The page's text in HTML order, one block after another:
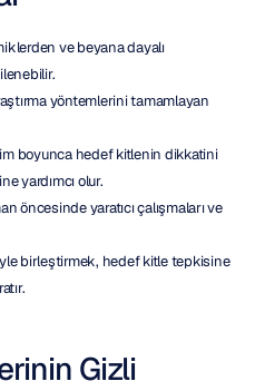
ve beyana dayalı
yöntemlerini tamamlayan
boyunca hedef kitlenin dikkatini
yardımcı olur.
öncesinde yaratıcı çalışmaları ve
birleştirmek, hedef kitle tepkisine
Gizli